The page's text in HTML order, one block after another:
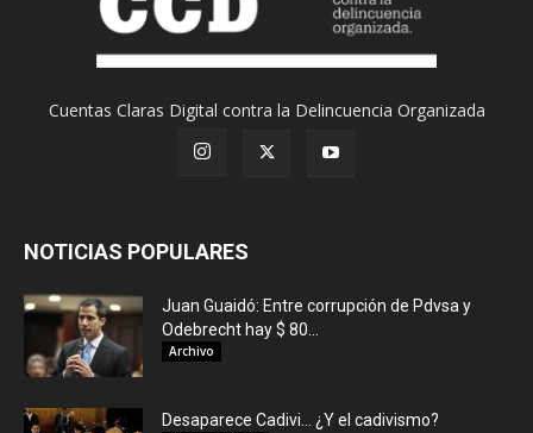
Cuentas Claras Digital contra la Delincuencia Organizada
NOTICIAS POPULARES
Juan Guaidó: Entre corrupción de Pdvsa y
Odebrecht hay $ 80...
Archivo
Desaparece Cadivi… ¿Y el cadivismo?